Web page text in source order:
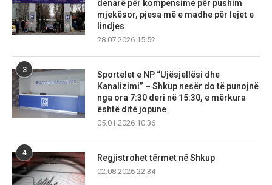
denarë për kompensime për pushim
mjekësor, pjesa më e madhe për lejet e
lindjes
28.07.2026 15:52
3
Sportelet e NP “Ujësjellësi dhe
Kanalizimi” – Shkup nesër do të punojnë
nga ora 7:30 deri në 15:30, e mërkura
është ditë jopune
05.01.2026 10:36
4
Regjistrohet tërmet në Shkup
02.08.2026 22:34